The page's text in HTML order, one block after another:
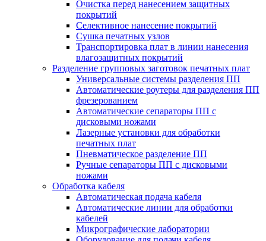
Очистка перед нанесением защитных
покрытий
Селективное нанесение покрытий
Сушка печатных узлов
Транспортировка плат в линии нанесения
влагозащитных покрытий
Разделение групповых заготовок печатных плат
Универсальные системы разделения ПП
Автоматические роутеры для разделения ПП
фрезерованием
Автоматические сепараторы ПП с
дисковыми ножами
Лазерные установки для обработки
печатных плат
Пневматическое разделение ПП
Ручные сепараторы ПП с дисковыми
ножами
Обработка кабеля
Автоматическая подача кабеля
Автоматические линии для обработки
кабелей
Микрографические лаборатории